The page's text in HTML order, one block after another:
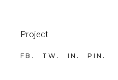
Project
FB TW IN PIN